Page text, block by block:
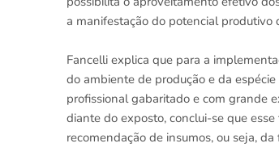
a manifestação do potencial produtivo
Fancelli explica que para a
do ambiente de produção e da
profissional gabaritado e com grande
diante do exposto, conclui-se que
recomendação de insumos, ou seja,